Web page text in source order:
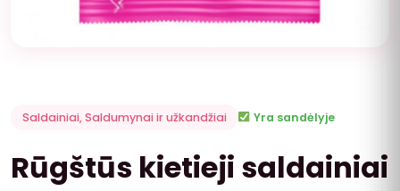
Saldainiai,Saldumynai ir užkandžiai Yra sandėlyje
Rūgštūs kietieji saldainiai